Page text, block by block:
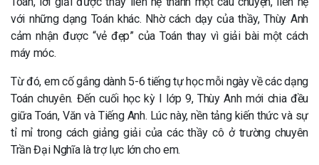
với những dạng Toán khác. Nhờ cách dạy của thầy, Thùy Anh
cảm nhận được “vẻ đẹp” của Toán thay vì giải bài một cách
máy móc.
Từ đó, em cố gắng dành 5-6 tiếng tự học mỗi ngày về các dạng
Toán chuyên. Đến cuối học kỳ I lớp 9, Thùy Anh mới chia đều
giữa Toán, Văn và Tiếng Anh. Lúc này, nền tảng kiến thức và sự
tỉ mỉ trong cách giảng giải của các thầy cô ở trường chuyên
Trần Đại Nghĩa là trợ lực lớn cho em.